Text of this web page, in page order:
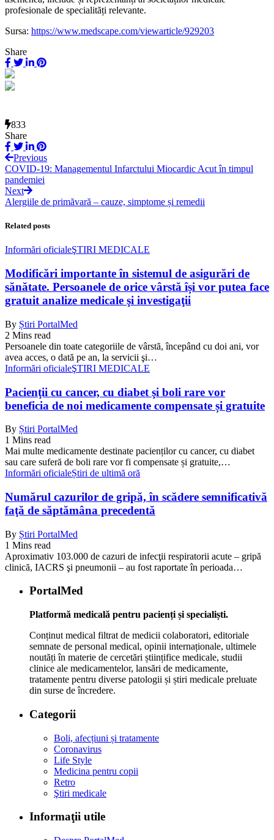
profesionale de specialități relevante.
Sursa: https://www.medscape.com/viewarticle/929203
Share
833
Share
Previous
COVID-19: Managementul Infarctului Miocardic Acut în timpul
pandemiei
Next
Alergiile de primăvară – cauze, simptome și remedii
Related posts
Informări oficialeŞTIRI MEDICALE
Modificări importante în sistemul de asigurări de
sănătate. Persoanele de orice vârstă își vor putea face
gratuit analize medicale şi investigaţii
By Știri PortalMed
2 Mins read
Persoanele din toate categoriile de vârstă, începând cu doi ani, vor
avea acces, o dată pe an, la servicii şi…
Informări oficialeŞTIRI MEDICALE
Pacienţii cu cancer, cu diabet şi boli rare vor
beneficia de noi medicamente compensate și gratuite
By Știri PortalMed
1 Mins read
Mai multe medicamente destinate pacienților cu cancer, cu diabet
sau care suferă de boli rare vor fi compensate și gratuite,…
Informări oficialeȘtiri de ultimă oră
Numărul cazurilor de gripă, în scădere semnificativă
faţă de săptămâna precedentă
By Știri PortalMed
1 Mins read
Aproximativ 103.000 de cazuri de infecţii respiratorii acute – gripă
clinică, IACRS şi pneumonii – au fost raportate în perioada…
PortalMed
Platformă medicală pentru pacienți și specialiști.
Conținut medical filtrat de medicii colaboratori, editoriale
semnate de personal medical, opinii internaționale, ultimele
noutăți în materie de cercetări științifice medicale, studii
clinice ale medicamentelor, lansări de medicamente,
tratamente pentru diverse patologii și știri medicale preluate
din surse de încredere.
Categorii
Boli, afecțiuni și tratamente
Coronavirus
Life Style
Medicina pentru copii
Retro
Ştiri medicale
Informaţii utile